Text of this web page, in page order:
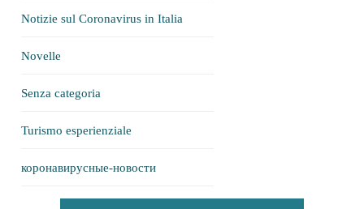
Notizie sul Coronavirus in Italia
Novelle
Senza categoria
Turismo esperienziale
коронавирусные-новости